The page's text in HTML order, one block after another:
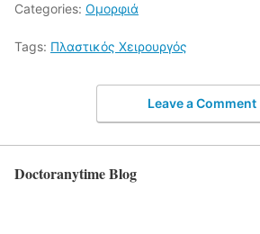
Categories: Ομορφιά
Tags: Πλαστικός Χειρουργός
Leave a Comment
Doctoranytime Blog